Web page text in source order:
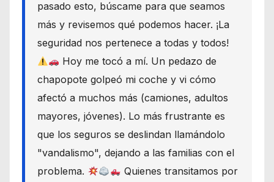
pasado esto, búscame para que seamos
más y revisemos qué podemos hacer. ¡La
seguridad nos pertenece a todas y todos!
Hoy me tocó a mí. Un pedazo de
chapopote golpeó mi coche y vi cómo
afectó a muchos más (camiones, adultos
mayores, jóvenes). Lo más frustrante es
que los seguros se deslindan llamándolo
"vandalismo", dejando a las familias con el
problema.
Quienes transitamos por